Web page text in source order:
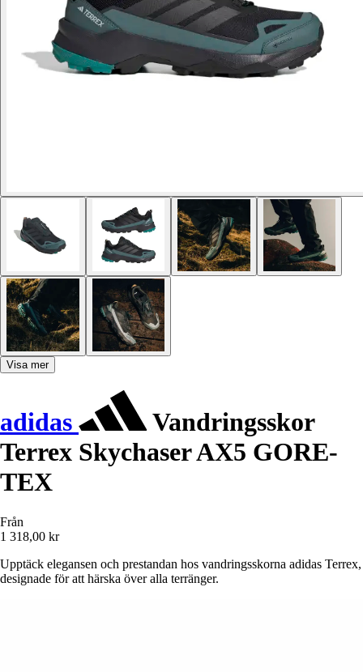
Visa mer
adidas
Vandringsskor
Terrex Skychaser AX5 GORE-
TEX
Från
1 318,00 kr
Upptäck elegansen och prestandan hos vandringsskorna adidas Terrex,
designade för att härska över alla terränger.